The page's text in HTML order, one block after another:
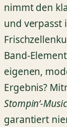
nimmt den
und verpasst
Band-
eigenen,
Ergebnis?
Stompin‘-Music
garantiert